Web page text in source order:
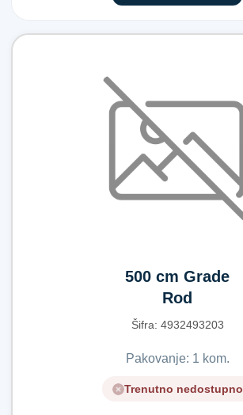
500 cm Grade
Rod
Šifra: 4​9​3​2​4​9​3​2​0​3​
Pakovanje: 1 kom.
Trenutno nedostupno